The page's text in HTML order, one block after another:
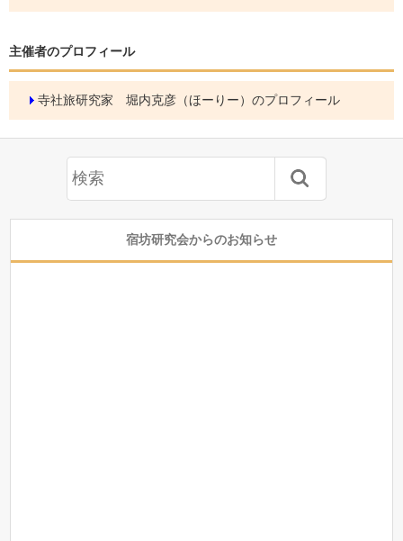
主催者のプロフィール
寺社旅研究家 堀内克彦（ほーりー）のプロフィール
宿坊研究会からのお知らせ